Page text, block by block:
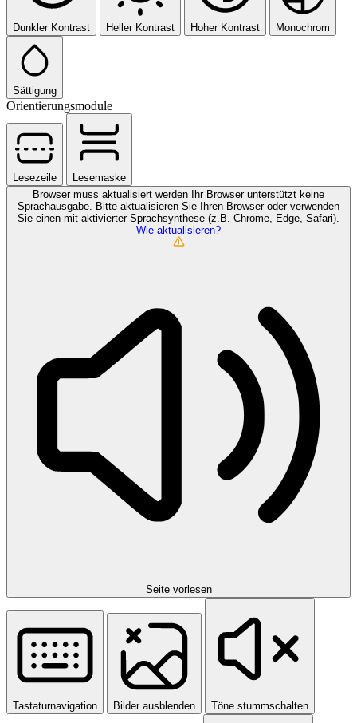
Dunkler Kontrast Heller Kontrast Hoher Kontrast Monochrom
Sättigung
Orientierungsmodule
Lesezeile
Lesemaske
Browser muss aktualisiert werden
Ihr Browser unterstützt keine
Sprachausgabe. Bitte aktualisieren Sie Ihren Browser oder verwenden
Sie einen mit aktivierter Sprachsynthese (z.B. Chrome, Edge, Safari).
Wie aktualisieren?
Seite vorlesen
Tastaturnavigation Bilder ausblenden Töne stummschalten